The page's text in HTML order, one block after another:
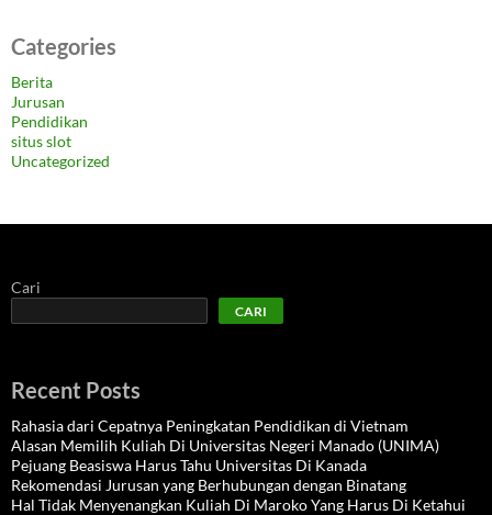
Categories
Berita
Jurusan
Pendidikan
situs slot
Uncategorized
Cari
CARI
Recent Posts
Rahasia dari Cepatnya Peningkatan Pendidikan di Vietnam
Alasan Memilih Kuliah Di Universitas Negeri Manado (UNIMA)
Pejuang Beasiswa Harus Tahu Universitas Di Kanada
Rekomendasi Jurusan yang Berhubungan dengan Binatang
Hal Tidak Menyenangkan Kuliah Di Maroko Yang Harus Di Ketahui